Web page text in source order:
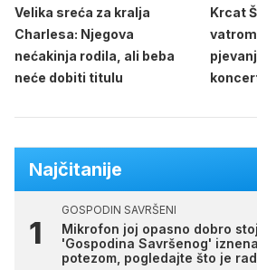
Velika sreća za kralja
Charlesa: Njegova
nećakinja rodila, ali beba
neće dobiti titulu
Krcat
Najčitanije
GOSPODIN SAVRŠENI
Mikrofon joj opasno dobro
'Gospodina Savršenog'
potezom, pogledajte što je